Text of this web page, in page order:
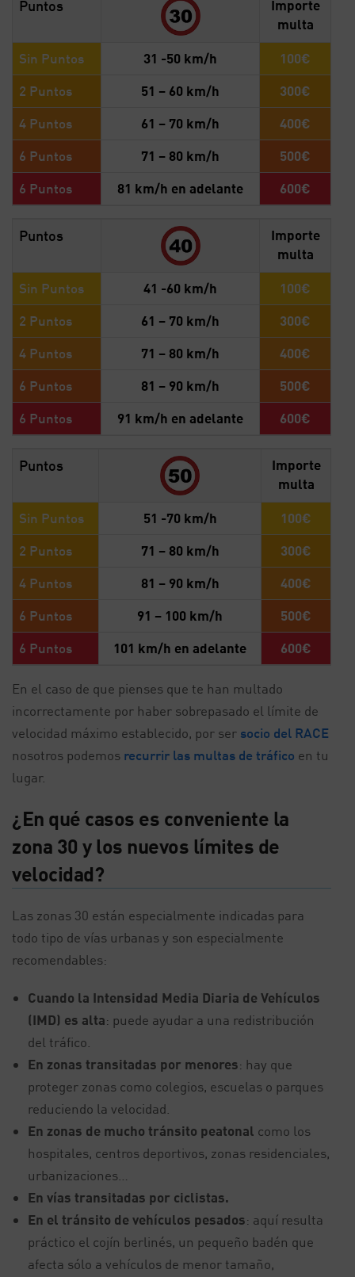
Puntos
Importe
multa
Sin Puntos 31 -50 km/h
100€
2 Puntos
51 – 60 km/h
300€
4 Puntos
61 – 70 km/h
400€
6 Puntos
71 – 80 km/h
500€
6 Puntos
81 km/h en adelante 600€
Puntos
Importe
multa
Sin Puntos 41 -60 km/h
100€
2 Puntos
61 – 70 km/h
300€
4 Puntos
71 – 80 km/h
400€
6 Puntos
81 – 90 km/h
500€
6 Puntos
91 km/h en adelante 600€
Puntos
Importe
multa
Sin Puntos 51 -70 km/h
100€
2 Puntos
71 – 80 km/h
300€
4 Puntos
81 – 90 km/h
400€
6 Puntos
91 – 100 km/h
500€
6 Puntos
101 km/h en adelante 600€
En el caso de que pienses que te han multado
incorrectamente por haber sobrepasado el límite de
velocidad máximo establecido, por ser socio del RACE
nosotros podemos recurrir las multas de tráfico en tu
lugar.
¿En qué casos es conveniente la
zona 30 y los nuevos límites de
velocidad?
Las zonas 30 están especialmente indicadas para
todo tipo de vías urbanas y son especialmente
recomendables:
Cuando la Intensidad Media Diaria de Vehículos
(IMD) es alta: puede ayudar a una redistribución
del tráfico.
En zonas transitadas por menores: hay que
proteger zonas como colegios, escuelas o parques
reduciendo la velocidad.
En zonas de mucho tránsito peatonal como los
hospitales, centros deportivos, zonas residenciales,
urbanizaciones…
En vías transitadas por ciclistas.
En el tránsito de vehículos pesados: aquí resulta
práctico el cojín berlinés, un pequeño badén que
afecta sólo a vehículos de menor tamaño,